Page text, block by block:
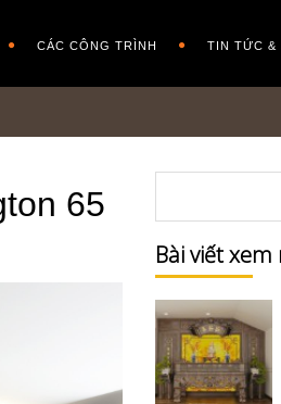
CÁC CÔNG TRÌNH TIN TỨC &
65
Bài viết xem